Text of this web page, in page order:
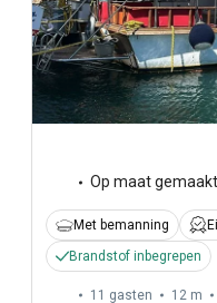
Op maat gemaakt
Met bemanning
Brandstof inbegrepen
11 gasten 12 m